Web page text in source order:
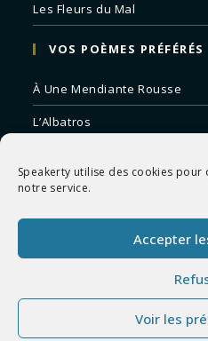
Speakerty utilise des cookies
notre service.
Accepter
Voir les
Les Fleurs du Mal
VOS POÈMES PRÉFÉRÉS
À Une Mendiante Rousse
L’Albatros
Remords Posthume
La Mort des Artistes